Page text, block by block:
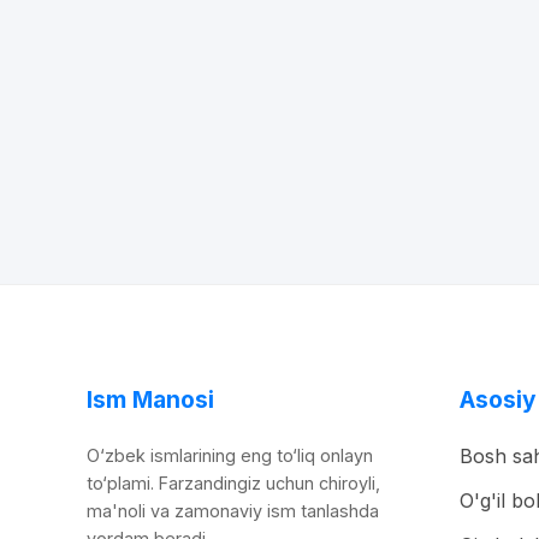
Ism Manosi
O‘zbek ismlarining eng to‘liq onlayn
to‘plami. Farzandingiz uchun chiroyli,
ma'noli va zamonaviy ism tanlashda
Bosh
O'g'il